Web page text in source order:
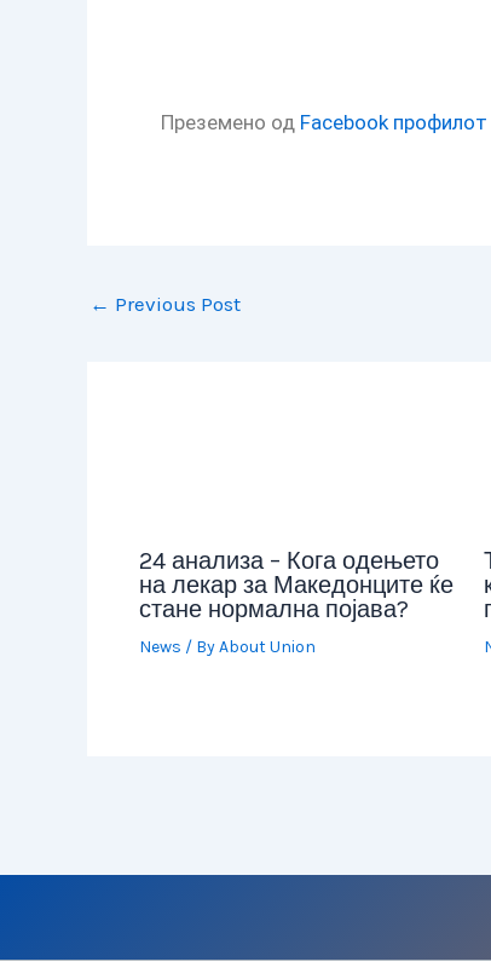
Преземено од Facebook
← Previous Post
24 анализа – Кога одењето
на лекар за Македонците ќе
стане нормална појава?
News / ByAbout Union